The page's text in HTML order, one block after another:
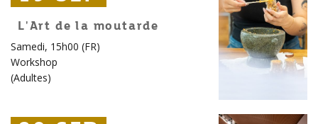
L'Art de la moutarde
Samedi, 15h00 (FR)
Workshop
(Adultes)